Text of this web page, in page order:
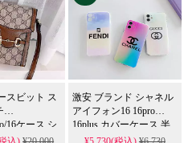
重に管理され、第三者
ざいません。
しみください。
ービス
、確認後すぐに梱包さ
スビット ス
16ケース シ
全機種対
激安 ブランド シャネル
アイフォン16 16pro
16plus カバーケース 半
透明 グッチ iPhone 16 16